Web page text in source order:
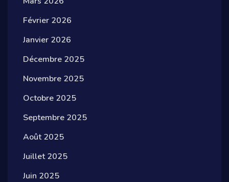
Février 2026
Janvier 2026
Décembre 2025
Novembre 2025
Octobre 2025
Septembre 2025
Août 2025
Juillet 2025
Juin 2025